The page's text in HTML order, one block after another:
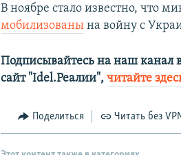
В ноябре стало известно, что
мобилизованы на войну с
Подписывайтесь на наш канал
сайт "Idel.Реалии",читайте
Поделиться Читать без